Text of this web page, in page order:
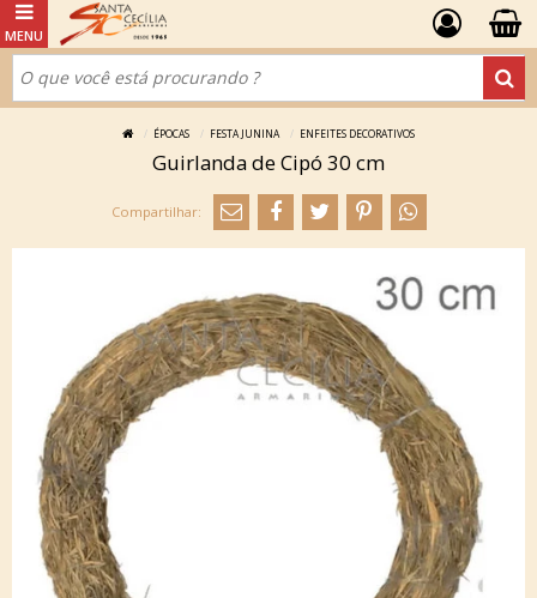
ÉPOCAS FESTA JUNINA ENFEITES DECORATIVOS
Guirlanda de Cipó 30 cm